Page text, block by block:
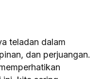
teladan dalam
dan perjuangan.